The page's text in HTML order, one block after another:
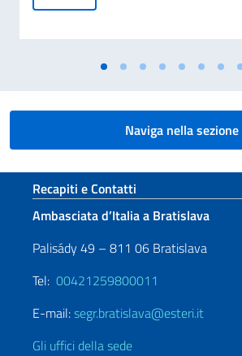
Naviga nella sezione
Sezione footer
Recapiti e Contatti
Ambasciata d’Italia a Bratislava
Palisády 49 – 811 06 Bratislava
Tel: 00421259800011
E-mail:segr.bratislava@esteri.it
Gli uffici della sede